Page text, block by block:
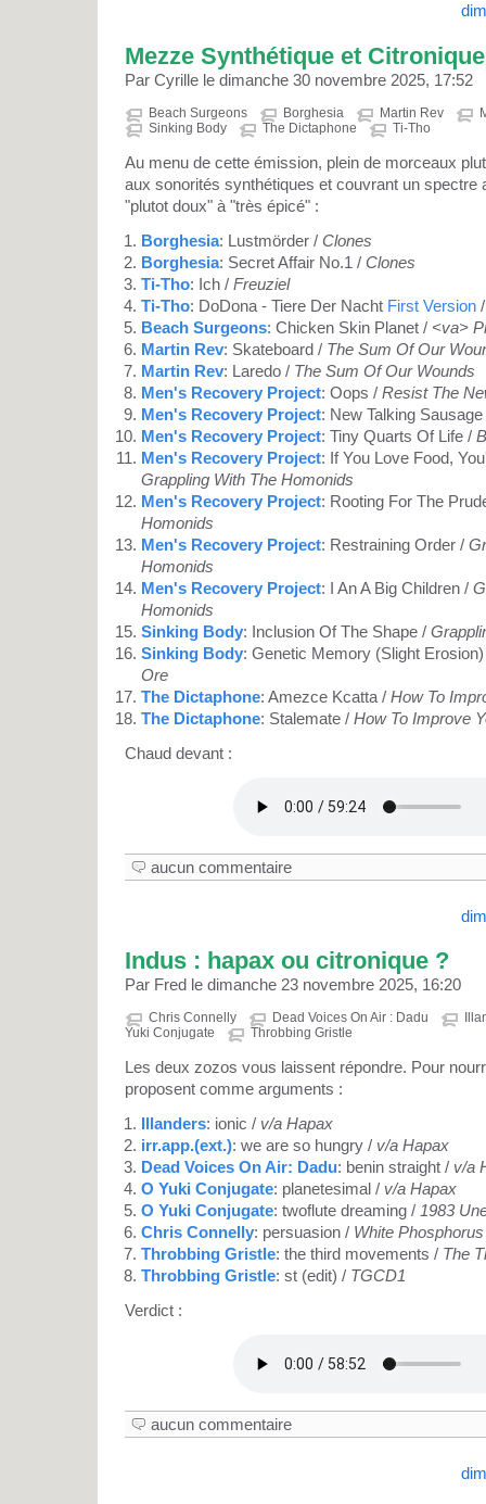
Mezze Synthétique et Citronique
Par Cyrille le dimanche 30 novembre 2025, 17:52
Beach Surgeons Borghesia Martin Rev
Sinking Body
The Dictaphone Ti-Tho
Au menu de cette émission, plein de morceaux
aux sonorités synthétiques et couvrant un spectre
"plutot doux" à "très épicé" :
Borghesia: Lustmörder / Clones
Borghesia: Secret Affair No.1 / Clones
Ti-Tho: Ich / Freuziel
Ti-Tho: DoDona - Tiere Der Nacht First Version
Beach Surgeons: Chicken Skin Planet / <va>
Martin Rev: Skateboard / The Sum Of Our
Martin Rev: Laredo / The Sum Of Our Wounds
Men's Recovery Project: Oops / Resist The
Men's Recovery Project: New Talking
Men's Recovery Project: Tiny Quarts Of Life /
Men's Recovery Project: If You Love Food,
Grappling With The Homonids
Men's Recovery Project: Rooting For The
Homonids
Men's Recovery Project: Restraining Order /
Homonids
Men's Recovery Project: I An A Big Children /
Homonids
Sinking Body: Inclusion Of The Shape /
Sinking Body: Genetic Memory (Slight
Ore
The Dictaphone: Amezce Kcatta / How To
The Dictaphone: Stalemate / How To Improve
Chaud devant :
aucun commentaire
Indus : hapax ou citronique ?
Par Fred le dimanche 23 novembre 2025, 16:20
Chris Connelly Dead Voices On Air : Dadu
Yuki Conjugate
Throbbing Gristle
Les deux zozos vous laissent répondre. Pour
proposent comme arguments :
Illanders: ionic / v/a Hapax
irr.app.(ext.): we are so hungry / v/a Hapax
Dead Voices On Air: Dadu: benin straight / v/a
O Yuki Conjugate: planetesimal / v/a Hapax
O Yuki Conjugate: twoflute dreaming / 1983
Chris Connelly: persuasion / White Phosphorus
Throbbing Gristle: the third movements / The
Throbbing Gristle: st (edit) / TGCD1
Verdict :
aucun commentaire